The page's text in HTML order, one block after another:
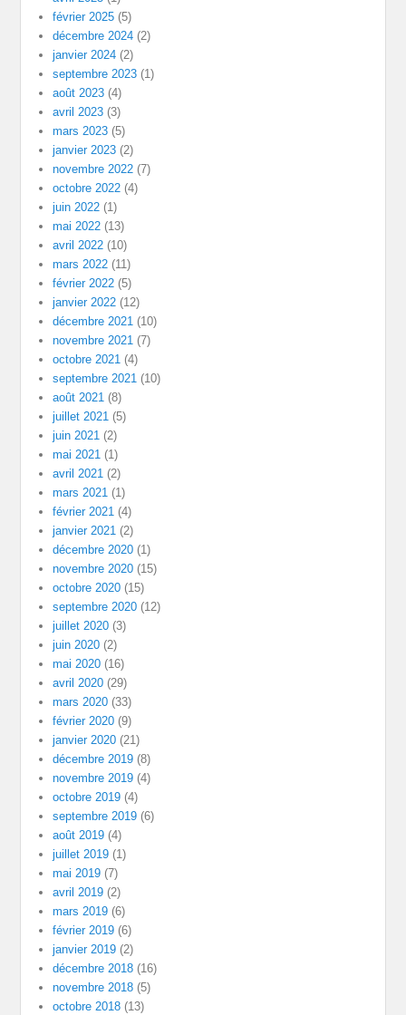
février 2025 (5)
décembre 2024 (2)
janvier 2024 (2)
septembre 2023 (1)
août 2023 (4)
avril 2023 (3)
mars 2023 (5)
janvier 2023 (2)
novembre 2022 (7)
octobre 2022 (4)
juin 2022 (1)
mai 2022 (13)
avril 2022 (10)
mars 2022 (11)
février 2022 (5)
janvier 2022 (12)
décembre 2021 (10)
novembre 2021 (7)
octobre 2021 (4)
septembre 2021 (10)
août 2021 (8)
juillet 2021 (5)
juin 2021 (2)
mai 2021 (1)
avril 2021 (2)
mars 2021 (1)
février 2021 (4)
janvier 2021 (2)
décembre 2020 (1)
novembre 2020 (15)
octobre 2020 (15)
septembre 2020 (12)
juillet 2020 (3)
juin 2020 (2)
mai 2020 (16)
avril 2020 (29)
mars 2020 (33)
février 2020 (9)
janvier 2020 (21)
décembre 2019 (8)
novembre 2019 (4)
octobre 2019 (4)
septembre 2019 (6)
août 2019 (4)
juillet 2019 (1)
mai 2019 (7)
avril 2019 (2)
mars 2019 (6)
février 2019 (6)
janvier 2019 (2)
décembre 2018 (16)
novembre 2018 (5)
octobre 2018 (13)